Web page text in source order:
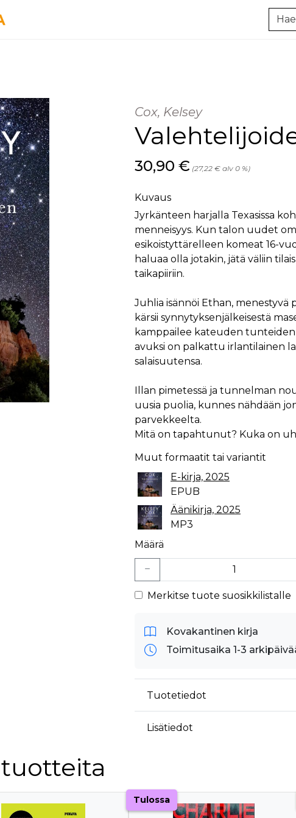
Cox, Kelsey
Hinta nyt
30,90 € (27,22 € alv 0 %)
Kuvaus
Jyrkänteen harjalla Texasissa
menneisyys. Kun talon uudet
esikoistyttärelleen komeat 16-
haluaa olla jotakin, jätä väliin
taikapiiriin.
Juhlia isännöi Ethan, menestyvä
kärsii synnytyksenjälkeisestä
kamppailee kateuden tunteiden
avuksi on palkattu irlantilainen
salaisuutensa.
Illan pimetessä ja tunnelman
uusia puolia, kunnes nähdään
parvekkeelta.
Mitä on tapahtunut? Kuka on
Muut formaatit tai variantit
E-kirja, 2025
EPUB
Äänikirja, 2025
MP3
Määrä
Merkitse tuote suosikkilistalle
Kovakantinen kirja
Toimitusaika 1-3
Tuotetiedot
Lisätiedot
Tulossa